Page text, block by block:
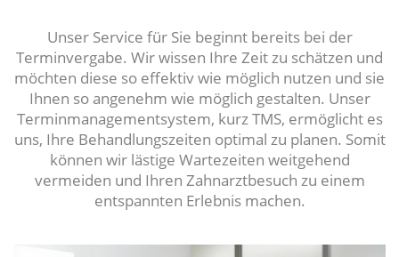
Unser Service für Sie beginnt bereits bei der
Terminvergabe. Wir wissen Ihre Zeit zu schätzen und
möchten diese so effektiv wie möglich nutzen und sie
Ihnen so angenehm wie möglich gestalten. Unser
Terminmanagementsystem, kurz TMS, ermöglicht es
uns, Ihre Behandlungszeiten optimal zu planen. Somit
können wir lästige Wartezeiten weitgehend
vermeiden und Ihren Zahnarztbesuch zu einem
entspannten Erlebnis machen.